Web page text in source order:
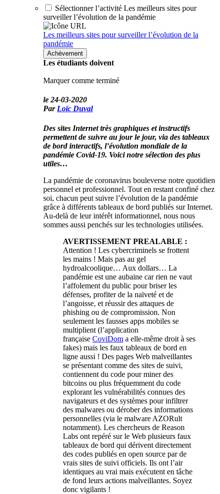
Sélectionner l’activité Les meilleurs sites pour
surveiller l’évolution de la pandémie
Les meilleurs sites pour surveiller l’évolution de la
pandémie
Achèvement
Les étudiants doivent
Marquer comme terminé
le24-03-2020
ParLoïc Duval
Des sites Internet très graphiques et instructifs
permettent de suivre au jour le jour, via des tableaux
de bord interactifs, l’évolution mondiale de la
pandémie Covid-19. Voici notre sélection des plus
utiles…
La pandémie de coronavirus bouleverse notre quotidien
personnel et professionnel. Tout en restant confiné chez
soi, chacun peut suivre l’évolution de la pandémie
grâce à différents tableaux de bord publiés sur Internet.
Au-delà de leur intérêt informationnel, nous nous
sommes aussi penchés sur les technologies utilisées.
AVERTISSEMENT PREALABLE :
Attention ! Les cybercriminels se frottent
les mains ! Mais pas au gel
hydroalcoolique… Aux dollars… La
pandémie est une aubaine car rien ne vaut
l’affolement du public pour briser les
défenses, profiter de la naïveté et de
l’angoisse, et réussir des attaques de
phishing ou de compromission. Non
seulement les fausses apps mobiles se
multiplient (l’application
française CoviDom a elle-même droit à ses
fakes) mais les faux tableaux de bord en
ligne aussi ! Des pages Web malveillantes
se présentant comme des sites de suivi,
contiennent du code pour miner des
bitcoins ou plus fréquemment du code
explorant les vulnérabilités connues des
navigateurs et des systèmes pour infiltrer
des malwares ou dérober des informations
personnelles (via le malware AZORult
notamment). Les chercheurs de Reason
Labs ont repéré sur le Web plusieurs faux
tableaux de bord qui dérivent directement
des codes publiés en open source par de
vrais sites de suivi officiels. Ils ont l’air
identiques au vrai mais exécutent en tâche
de fond leurs actions malveillantes. Soyez
donc vigilants !